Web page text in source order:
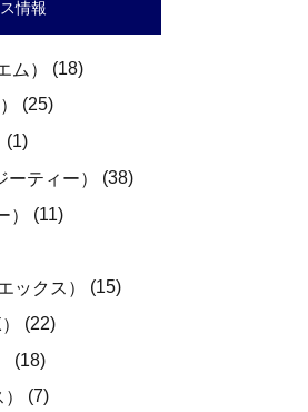
情報
ム）
(18)
(25)
(1)
ティー）
(38)
(11)
ックス）
(15)
(22)
(18)
(7)